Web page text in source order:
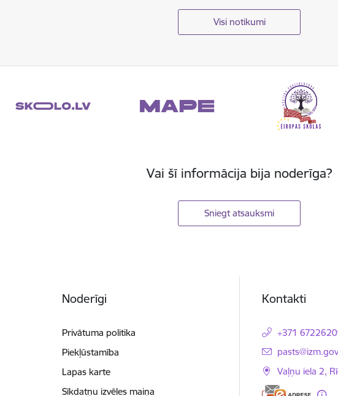
Visi notikumi
Vai šī informācija bija noderīga?
Sniegt atsauksmi
Noderīgi
Privātuma politika
Piekļūstamība
Lapas karte
Sīkdatņu izvēles maiņa
Kontakti
+371
E-pasts:
Vaļņu iela 2,